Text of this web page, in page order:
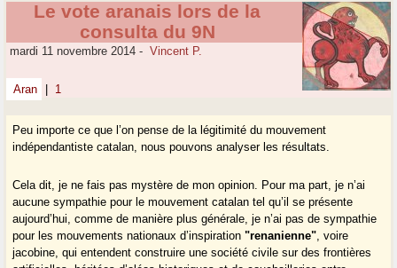
Le vote aranais lors de la
consulta du 9N
mardi 11 novembre 2014 - Vincent P.
Aran 1
Peu importe ce que l’on pense de la légitimité du mouvement
indépendantiste catalan, nous pouvons analyser les résultats.
Cela dit, je ne fais pas mystère de mon opinion. Pour ma part, je n’ai
aucune sympathie pour le mouvement catalan tel qu’il se présente
aujourd’hui, comme de manière plus générale, je n’ai pas de sympathie
pour les mouvements nationaux d’inspiration"renanienne", voire
jacobine, qui entendent construire une société civile sur des frontières